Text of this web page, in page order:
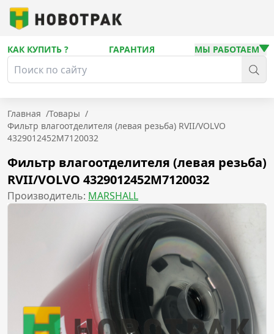
КАК КУПИТЬ ? ГАРАНТИЯ МЫ РАБОТАЕМ
Главная /Товары /
Фильтр влагоотделителя (левая резьба) RVII/VOLVO
4329012452M7120032
Фильтр влагоотделителя (левая резьба)
RVII/VOLVO 4329012452M7120032
Производитель: MARSHALL